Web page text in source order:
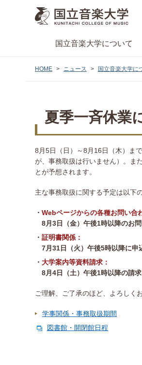
国立音楽大学について
HOME ニュース 国立音楽大学に
夏季一斉休業
8月5日（日）～8月16日（木）ま
が、事務取扱は行いません）。ま
とが予想されます。
主な事務取扱に関する予定は以下
Webページからの各種お問い合
8月3日（金）午後1時以降のお
証明書関係：
7月31日（火）午後5時以降に申
大学案内等資料請求：
8月4日（土）午後1時以降の請
ご理解、ご了承のほど、よろしく
学事関係・事務取扱期間
図書館・開閉館日程